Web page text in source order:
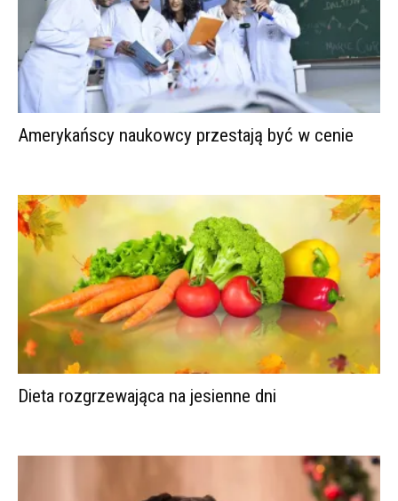
Amerykańscy naukowcy przestają być w cenie
Dieta rozgrzewająca na jesienne dni